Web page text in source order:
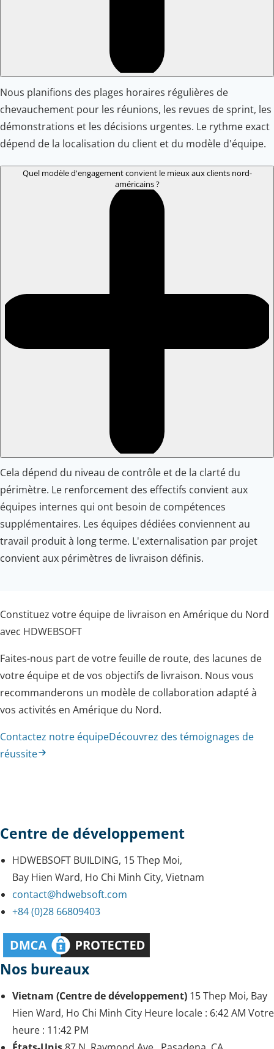
Nous planifions des plages horaires régulières de
chevauchement pour les réunions, les revues de sprint, les
démonstrations et les décisions urgentes. Le rythme exact
dépend de la localisation du client et du modèle d'équipe.
Quel modèle d'engagement convient le mieux aux clients nord-
américains ?
Cela dépend du niveau de contrôle et de la clarté du
périmètre. Le renforcement des effectifs convient aux
équipes internes qui ont besoin de compétences
supplémentaires. Les équipes dédiées conviennent au
travail produit à long terme. L'externalisation par projet
convient aux périmètres de livraison définis.
Constituez votre équipe de livraison en Amérique du Nord
avec HDWEBSOFT
Faites-nous part de votre feuille de route, des lacunes de
votre équipe et de vos objectifs de livraison. Nous vous
recommanderons un modèle de collaboration adapté à
vos activités en Amérique du Nord.
Contactez notre équipeDécouvrez des témoignages de
réussite
Centre de développement
HDWEBSOFT BUILDING, 15 Thep Moi,
Bay Hien Ward, Ho Chi Minh City, Vietnam
contact@hdwebsoft.com
+84 (0)28 66809403
Nos bureaux
Vietnam (Centre de développement) 15 Thep Moi, Bay
Hien Ward, Ho Chi Minh City Heure locale : 6:42 AM Votre
heure : 11:42 PM